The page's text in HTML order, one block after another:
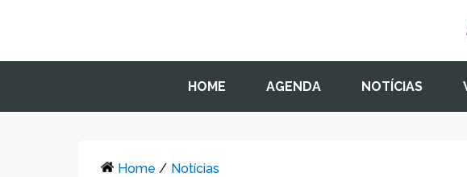
HOME AGENDA NOTÍCIAS
Home / Notícias